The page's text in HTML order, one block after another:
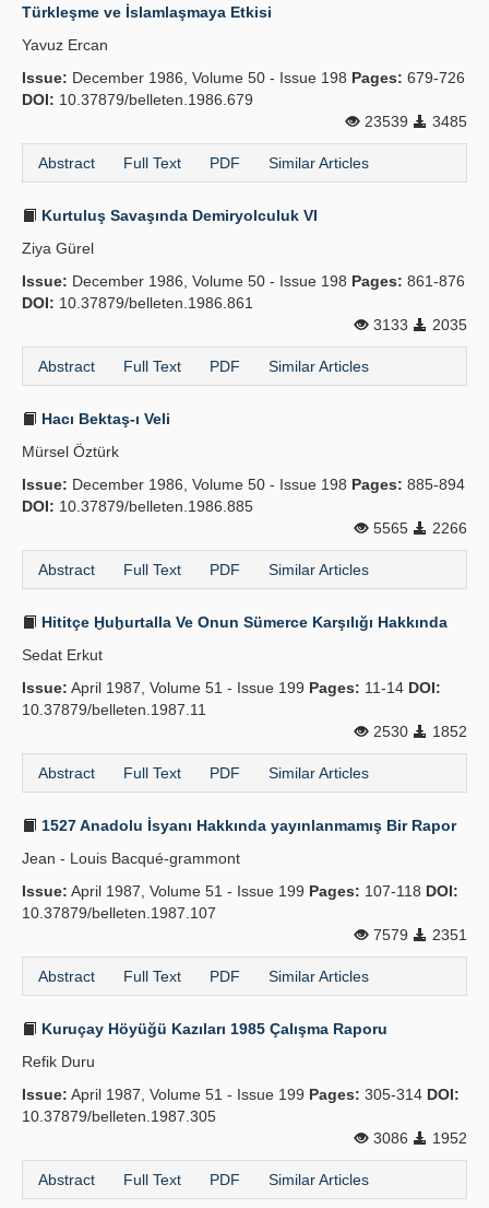
Türkleşme ve İslamlaşmaya Etkisi
Yavuz Ercan
Issue: December 1986, Volume 50 - Issue 198 Pages: 679-726
DOI: 10.37879/belleten.1986.679
23539
3485
Abstract Full Text PDF Similar Articles
Kurtuluş Savaşında Demiryolculuk VI
Ziya Gürel
Issue: December 1986, Volume 50 - Issue 198 Pages: 861-876
DOI: 10.37879/belleten.1986.861
3133
2035
Abstract Full Text PDF Similar Articles
Hacı Bektaş-ı Veli
Mürsel Öztürk
Issue: December 1986, Volume 50 - Issue 198 Pages: 885-894
DOI: 10.37879/belleten.1986.885
5565
2266
Abstract Full Text PDF Similar Articles
Hititçe Ḫuḫurtalla Ve Onun Sümerce Karşılığı Hakkında
Sedat Erkut
Issue: April 1987, Volume 51 - Issue 199 Pages: 11-14 DOI:
10.37879/belleten.1987.11
2530
1852
Abstract Full Text PDF Similar Articles
1527 Anadolu İsyanı Hakkında yayınlanmamış Bir Rapor
Jean - Louis Bacqué-grammont
Issue: April 1987, Volume 51 - Issue 199 Pages: 107-118 DOI:
10.37879/belleten.1987.107
7579
2351
Abstract Full Text PDF Similar Articles
Kuruçay Höyüğü Kazıları 1985 Çalışma Raporu
Refik Duru
Issue: April 1987, Volume 51 - Issue 199 Pages: 305-314 DOI:
10.37879/belleten.1987.305
3086
1952
Abstract Full Text PDF Similar Articles